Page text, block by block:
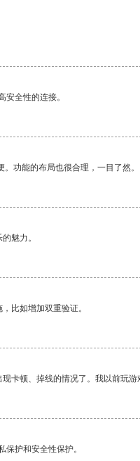
全性的连接。
功能的布局也很合理，一目了然。
魅力。
比如增加双重验证。
卡顿、掉线的情况了。我以前玩
护和安全性保护。